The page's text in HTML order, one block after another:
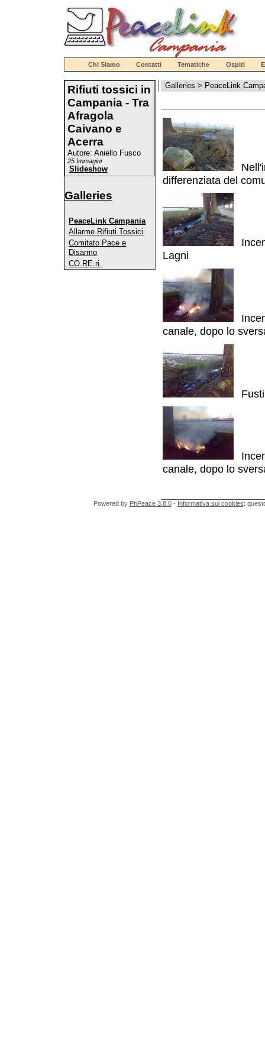
Chi Siamo Contatti Tematiche Ospiti
Rifiuti tossici in
Campania - Tra
Afragola
Caivano e
Acerra
Autore: Aniello Fusco
25 Immagini
Slideshow
Galleries
PeaceLink Campania
Allarme Rifiuti Tossici
Comitato Pace e
Disarmo
CO.RE.ri.
Galleries > PeaceLink
differenziata del
Lagni
canale, dopo lo
canale, dopo lo
Powered by PhPeace 3.8.0- Informativa sui cookies: